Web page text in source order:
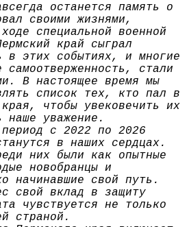
останется память о
своими жизнями,
специальной военной
край сыграл
в этих событиях, и многие
самоотверженность, стали
В настоящее время мы
список тех, кто пал в
чтобы увековечить их
наше уважение.
с 2022 по 2026
в наших сердцах.
них были как опытные
новобранцы и
начинавшие свой путь.
свой вклад в защиту
чувствуется не только
страной.